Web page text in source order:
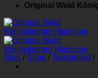
Original Wald
Start / Shop / Teekonfekt /